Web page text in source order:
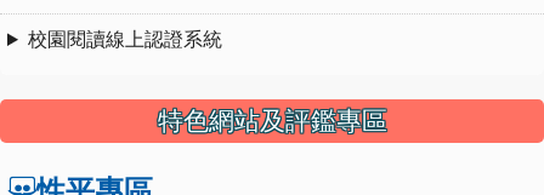
校園閱讀線上認證系統
特色網站及評鑑專區